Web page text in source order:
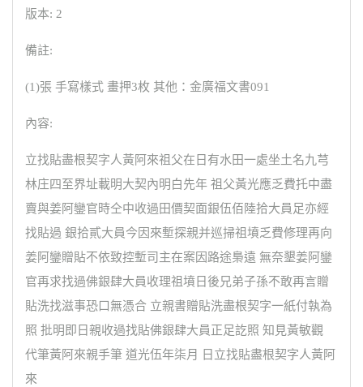
版本: 2
備註:
(1)張 手寫樣式 畫押3枚 其他：金廣福文書091
內容:
立找貼盡根契字人黃阿來祖父在日有水田一處坐土名九芎
林庄四至界址載明大契內明白先年 祖父黃光應乏費托中盡
賣與姜阿鑾官時仝中收過田價契面銀伍佰陸拾大員足亦經
找貼過 銀拾貳大員今因來塹探親并巡掃祖墳乏費修理再向
姜阿鑾贈貼不依致控塹司主在案因路途梟遠 無奈墾姜阿鑾
官再求找過佛銀肆大員收理祖墳日後兄弟子孫不敢再言贈
貼洗找滋事恐口無憑合 立親書贈貼洗盡根契字一紙付執為
照 批明即日親收過找貼佛銀肆大員正足訖照 知見黃敏觀
代筆黃阿來親手筆 道光伍年柒月 日立找貼盡根契字人黃阿
來